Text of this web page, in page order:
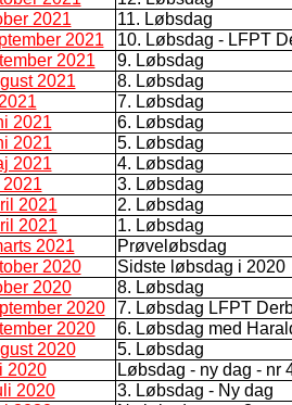
2021
11. Løbsdag
2021
10. Løbsdag - LFPT
2021
9. Løbsdag
2021
8. Løbsdag
7. Løbsdag
2021
6. Løbsdag
2021
5. Løbsdag
2021
4. Løbsdag
2021
3. Løbsdag
2021
2. Løbsdag
2021
1. Løbsdag
2021
Prøveløbsdag
2020
Sidste løbsdag i 2020
2020
8. Løbsdag
2020
7. Løbsdag LFPT
2020
6. Løbsdag med
2020
5. Løbsdag
2020
Løbsdag - ny dag - nr
2020
3. Løbsdag - Ny dag